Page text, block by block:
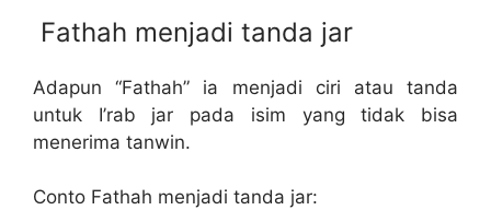
Fathah menjadi tanda jar
Adapun “Fathah” ia menjadi ciri atau tanda
untuk I’rab jar pada isim yang tidak bisa
menerima tanwin.
Conto Fathah menjadi tanda jar: